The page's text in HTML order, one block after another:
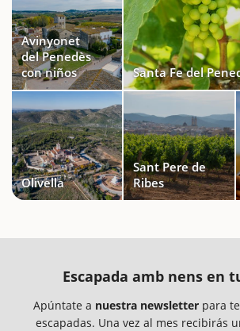
Avinyonet
del Penedès
con niños
Santa Fe del
Olivella
Sant Pere de
Ribes
Escapada amb nens en
Apúntate a nuestra newsletterpara
escapadas. Una vez al mes recibirás